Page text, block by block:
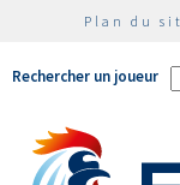
Plan du
Rechercher un joueur